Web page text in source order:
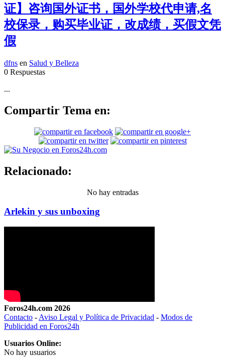
证】咨询国外证书，国外学校代申请,名
校保录，购买毕业证，改成绩，买假文凭
假
dfns en Salud y Belleza
0 Respuestas
...
Compartir Tema en:
Relacionado:
No hay entradas
Arlekin y sus unboxing
Foros24h.com 2026
Contacto - Aviso Legal y Política de Privacidad - Modos de
Publicidad en Foros24h
Usuarios Online:
No hay usuarios